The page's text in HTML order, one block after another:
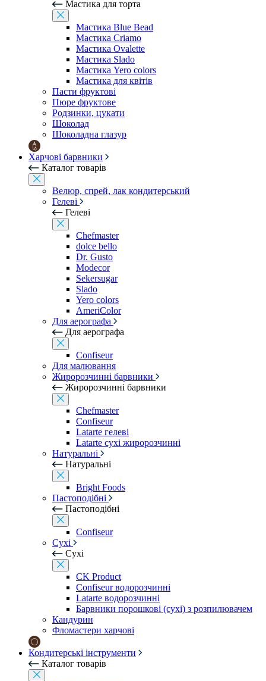
Мастика для торта
Мастика Blue Bead
Мастика Criamo
Мастика Ovalette
Мастика Slado
Мастика Yero colors
Мастика для квітів
Пасти фруктові
Пюре фруктове
Родзинки, цукати
Шоколад
Шоколадна глазур
Харчові барвники
Каталог товарів
Велюр, спрей, лак кондитерський
Гелеві
Гелеві
Chefmaster
dolce bello
Dr. Gusto
Modecor
Sekersugar
Slado
Yero colors
AmeriColor
Для аерографа
Для аерографа
Confiseur
Для малювання
Жиророзчинні барвники
Жиророзчинні барвники
Chefmaster
Confiseur
Latarte гелеві
Latarte сухі жиророзчинні
Натуральні
Натуральні
Bright Foods
Пастоподібні
Пастоподібні
Confiseur
Сухі
Сухі
CK Product
Confiseur водорозчинні
Latarte водорозчинні
Барвники порошкові (сухі) з розпилювачем
Кандурин
Фломастери харчові
Кондитерські інструменти
Каталог товарів